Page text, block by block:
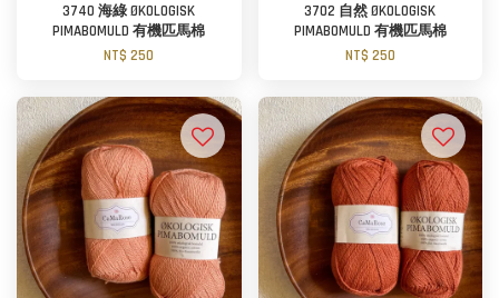
3740 海綠 ØKOLOGISK
PIMABOMULD 有機匹馬棉
NT$ 250
3702 自然 ØKOLOGISK
PIMABOMULD 有機匹馬棉
NT$ 250